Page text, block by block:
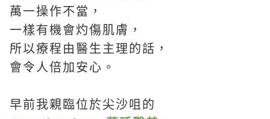
萬一操作不當，
一樣有機會灼傷肌膚，
所以療程由醫生主理的話，
會令人倍加安心。
早前我親臨位於尖沙咀的